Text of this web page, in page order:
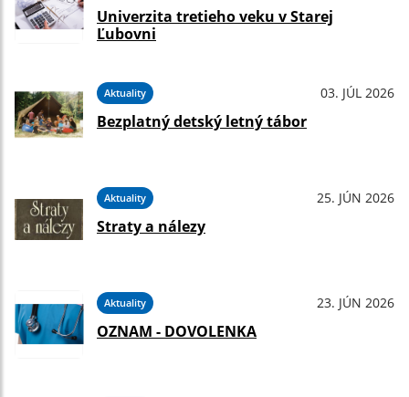
Univerzita tretieho veku v Starej
Ľubovni
Aktuality 03. JÚL 2026
Bezplatný detský letný tábor
Aktuality 25. JÚN 2026
Straty a nálezy
Aktuality 23. JÚN 2026
OZNAM - DOVOLENKA